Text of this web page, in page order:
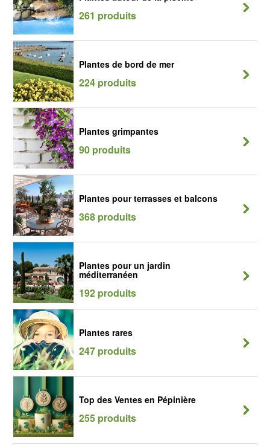
261 produits
Plantes de bord de mer
224 produits
Plantes grimpantes
90 produits
Plantes pour terrasses et balcons
368 produits
Plantes pour un jardin
méditerranéen
192 produits
Plantes rares
247 produits
Top des Ventes en Pépinière
255 produits